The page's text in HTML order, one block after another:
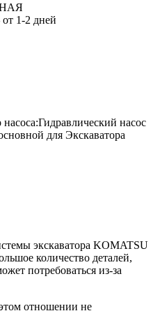
1-2 дней
Гидравлический насос
для Экскаватора
экскаватора KOMATSU
количество деталей,
потребоваться из-за
отношении не